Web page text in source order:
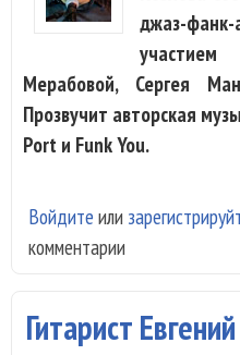
джаз-
Мерабовой, Сергея
Прозвучит авторская
Port и Funk You.
Войдите или
комментарии
Гитарист